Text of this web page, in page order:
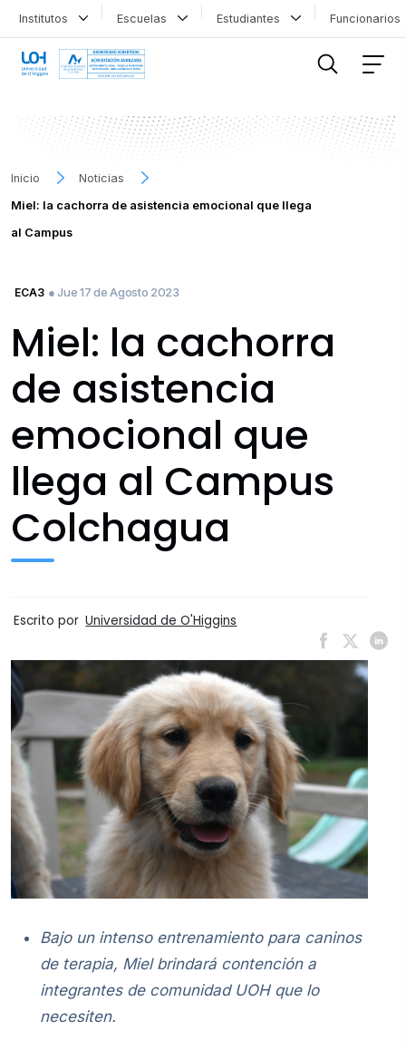
Institutos Escuelas Estudiantes
Inicio
Noticias
Miel: la cachorra de asistencia emocional que llega
al Campus
ECA3 ● Jue 17 de Agosto 2023
Miel: la cachorra
de asistencia
emocional que
llega al Campus
Colchagua
Escrito por Universidad de O'Higgins
Bajo un intenso entrenamiento para caninos
de terapia, Miel brindará contención a
integrantes de comunidad UOH que lo
necesiten.